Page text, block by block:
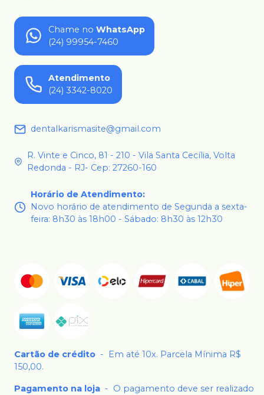
Chame no WhatsApp
(24) 99954-7460
Atendimento
(24) 3342-8020
dentalkarismasite@gmail.com
R. Vinte e Cinco, 81 - 210 - Vila Santa Cecília, Volta
Redonda - RJ- Cep: 27260-160
Horário de Atendimento:
Novo horário de atendimento de Segunda a sexta-
feira: 8h30 às 18h00 - Sábado: 8h30 às 12h30
Cartão de crédito -
Em até 10x. Parcela Mínima R$
150,00.
Pagamento na loja - O pagamento deve ser realizado